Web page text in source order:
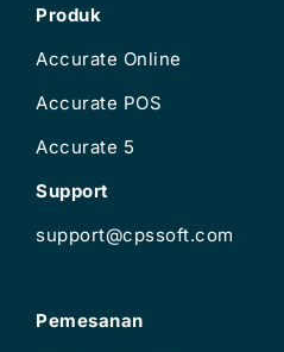
Produk
Accurate Online
Accurate POS
Accurate 5
Support
support@cpssoft.com
Pemesanan